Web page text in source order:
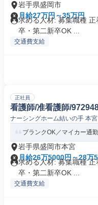
岩手県盛岡市
月給27万円～35万円
求める人材: 募集職種
卒・第二新卒OK ...
交通費支給
正社員
看護師/准看護師/
ナーシングホーム結いの手 本宮
ブランクOK／マイカー通
岩手県盛岡市本宮
月給26万5000円～28万
求める人材: 募集職種
卒・第二新卒OK ...
交通費支給